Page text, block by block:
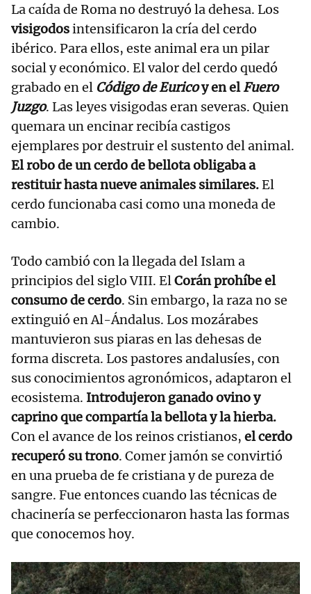
La caída de Roma no destruyó la dehesa. Los
visigodosintensificaron la cría del cerdo
ibérico. Para ellos, este animal era un pilar
social y económico. El valor del cerdo quedó
grabado en el Código de Euricoy en elFuero
Juzgo. Las leyes visigodas eran severas. Quien
quemara un encinar recibía castigos
ejemplares por destruir el sustento del animal.
El robo de un cerdo de bellota obligaba a
restituir hasta nueve animales similares.El
cerdo funcionaba casi como una moneda de
cambio.
Todo cambió con la llegada del Islam a
principios del siglo VIII. ElCorán prohíbe el
consumo de cerdo. Sin embargo, la raza no se
extinguió en Al-Ándalus. Los mozárabes
mantuvieron sus piaras en las dehesas de
forma discreta. Los pastores andalusíes, con
sus conocimientos agronómicos, adaptaron el
ecosistema. Introdujeron ganado ovino y
caprino que compartía la bellota y la hierba.
Con el avance de los reinos cristianos, el cerdo
recuperó su trono. Comer jamón se convirtió
en una prueba de fe cristiana y de pureza de
sangre. Fue entonces cuando las técnicas de
chacinería se perfeccionaron hasta las formas
que conocemos hoy.